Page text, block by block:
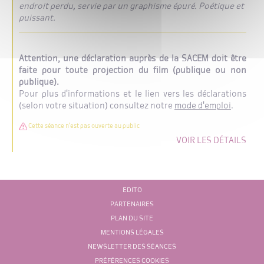
endroit perdu, servie par un graphisme épuré. Poétique et
puissant.
Attention, une déclaration auprès de la SACEM doit être
faite pour toute projection du film (publique ou non
publique).
Pour plus d'informations et le lien vers les déclarations
(selon votre situation) consultez notre mode d'emploi.
Cette séance n'est pas ouverte au public
VOIR LES DÉTAILS
EDITO
PARTENAIRES
PLAN DU SITE
MENTIONS LÉGALES
NEWSLETTER DES SÉANCES
PRÉFÉRENCES COOKIES